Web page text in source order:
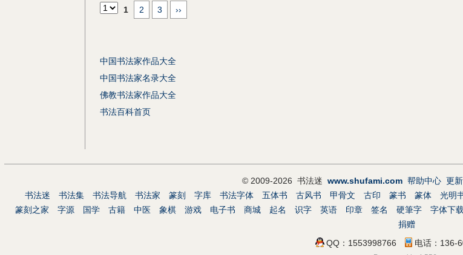
1 2 3 ››
中国书法家作品大全
中国书法家名录大全
佛教书法家作品大全
书法百科首页
© 2009-2026 书法迷 www.shufami.com 帮助中心 更
书法迷
书法集 书法导航 书法家 篆刻 字库 书法字体 五体书 古风书 甲骨文 古印 篆书 篆体 光明
篆刻之家
字源 国学 古籍 中医 象棋 游戏 电子书 商城 起名 识字 英语 印章 签名 硬筆字 字体下载
捐赠
QQ：1553998766
电话：136-